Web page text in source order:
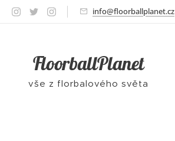
info@floorballplanet.cz
FloorballPlanet
vše z florbalového světa